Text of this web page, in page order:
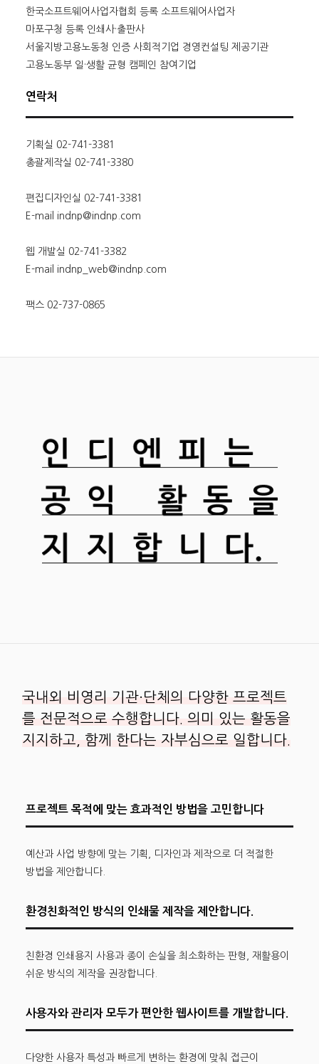
한국소프트웨어사업자협회 등록 소프트웨어사업자
마포구청 등록 인쇄사·출판사
서울지방고용노동청 인증 사회적기업 경영컨설팅 제공기관
고용노동부 일·생활 균형 캠페인 참여기업
연락처
기획실 02-741-3381
총괄제작실 02-741-3380
편집디자인실 02-741-3381
E-mail indnp@indnp.com
웹 개발실 02-741-3382
E-mail indnp_web@indnp.com
팩스 02-737-0865
국내외 비영리 기관·단체의 다양한 프로젝트
를 전문적으로 수행합니다.의미 있는 활동을
지지하고, 함께 한다는 자부심으로 일합니다.
프로젝트 목적에 맞는 효과적인 방법을 고민합니다
예산과 사업 방향에 맞는 기획, 디자인과 제작으로 더 적절한
방법을 제안합니다.
환경친화적인 방식의 인쇄물 제작을 제안합니다.
친환경 인쇄용지 사용과 종이 손실을 최소화하는 판형, 재활용이
쉬운 방식의 제작을 권장합니다.
사용자와 관리자 모두가 편안한 웹사이트를 개발합니다.
다양한 사용자 특성과 빠르게 변하는 환경에 맞춰 접근이